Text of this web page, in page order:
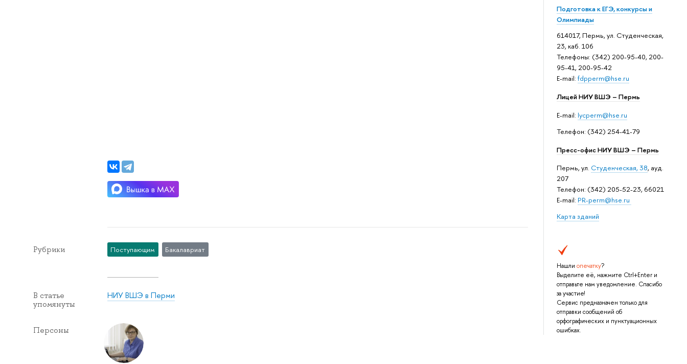
Подготовка к ЕГЭ, конкурсы и
Олимпиады
614017, Пермь, ул. Студенческая,
23, каб. 106
Телефоны: (342) 200-95-40, 200-
95-41, 200-95-42
E-mail: fdpperm@hse.ru
Лицей НИУ ВШЭ – Пермь
E-mail: lycperm@hse.ru
Телефон: (342) 254-41-79
Пресс-офис НИУ ВШЭ – Пермь
Пермь, ул. Студенческая, 38, ауд.
207
Телефон: (342) 205-52-23, 66021
E-mail: PR-perm@hse.ru
Карта зданий
Нашли опечатку?
Выделите её, нажмите Ctrl+Enter и
отправьте нам уведомление. Спасибо
за участие!
Сервис предназначен только для
отправки сообщений об
орфографических и пунктуационных
ошибках.
Рубрики Поступающим Бакалавриат
В статье
упомянуты
НИУ ВШЭ в Перми
Персоны